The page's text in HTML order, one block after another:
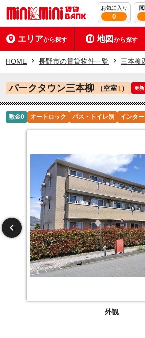
お気に入り
0
エリアから探す 地図から探す
HOME 長野市の賃貸物件一覧 三本柳
パークタウン三本柳 （空室1） 更
敷金0 オートロック バス・トイレ別 インタ
外観